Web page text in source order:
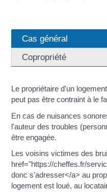
Cas général
Copropriété
Le propriétaire d'un
peut pas être contraint à le
En cas de nuisances
l'auteur des troubles
être engagée.
Les voisins victimes des
href="https://cheffes.fr/
donc s'adresser</a> au
logement est loué, au